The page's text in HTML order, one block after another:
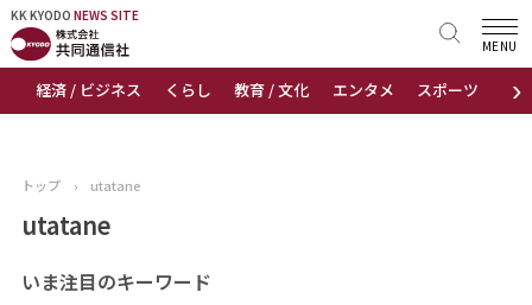
KK KYODO NEWS SITE
›
経済 / ビジネス くらし 教育 / 文化 エンタメ スポーツ 地域
MENU
KK KYODONEWS SITE
トップページ
ニュース
おすすめコンテンツ
トップ › utatane
utatane
いま注目のキーワード